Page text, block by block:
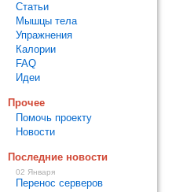
Статьи
Мышцы тела
Упражнения
Калории
FAQ
Идеи
Прочее
Помочь проекту
Новости
Последние новости
02 Января
Перенос серверов